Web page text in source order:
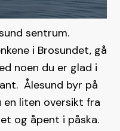
sentrum.
i Brosundet, gå
noen du er glad i
Ålesund byr på
en liten oversikt fra
og åpent i påska.